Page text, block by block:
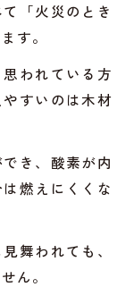
「火災のとき
す。
われている方
すいのは木材
き、酸素が内
燃えにくくな
舞われても、
ん。